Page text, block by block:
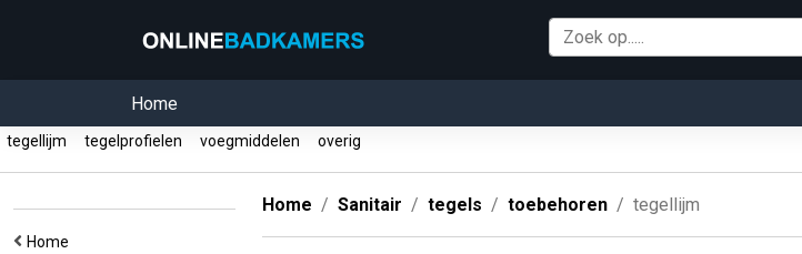
Home
tegellijm tegelprofielen voegmiddelen overig
Home
Home Sanitair tegels toebehoren tegellijm